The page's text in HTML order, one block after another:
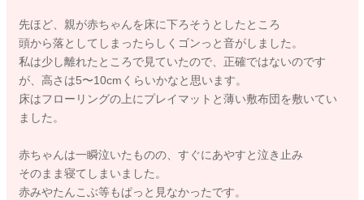
先ほど、親が赤ちゃんを床に下ろそうとしたところ
頭から落としてしまったらしくゴンっと音がしました。
私は少し離れたところで見ていたので、正確ではないのです
が、高さは5〜10cmくらいかなと思います。
床はフローリングの上にプレイマットと薄い敷布団を敷いてい
ました。
赤ちゃんは一瞬泣いたものの、すぐにあやすと泣き止み
そのまま寝てしまいました。
赤みやたんこぶ等もぱっと見なかったです。